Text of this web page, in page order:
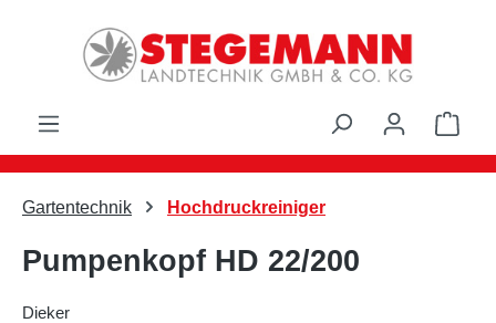
Zum Hauptinhalt springen
Gartentechnik Hochdruckreiniger
Pumpenkopf HD 22/200
Dieker